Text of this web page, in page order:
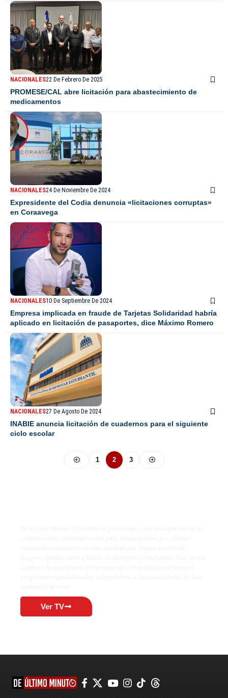
NACIONALES22 De Febrero De 2025
PROMESE/CAL abre licitación para abastecimiento de
medicamentos
NACIONALES24 De Noviembre De 2024
Expresidente del Codia denuncia «licitaciones corruptas»
en Coraavega
NACIONALES10 De Septiembre De 2024
Empresa implicada en fraude de Tarjetas Solidaridad habría
aplicado en licitación de pasaportes, dice Máximo Romero
NACIONALES27 De Agosto De 2024
INABIE anuncia licitación de cuadernos para el siguiente
ciclo escolar
1 2 3
Ver TV